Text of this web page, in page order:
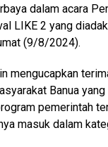
dalam acara
LIKE 2 yang
(9/8/2024).
mengucapkan
Banua
pemerintah
masuk dalam